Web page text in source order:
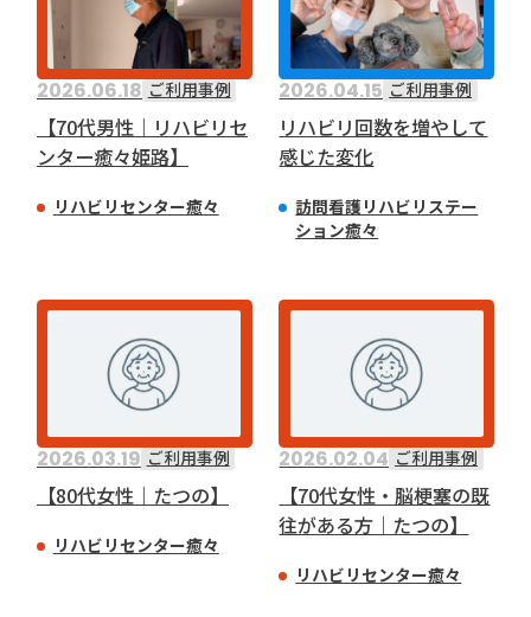
姫路中央こども園
姫路中央保育園
会社概要
お知らせ
079-233-6833
( 9 : 00〜18 : 00
地域サービスイモネ
訪問看護リハビリステーション癒々
リハビリセンター癒々
健康特化型 デイサービス 癒々＋α
福祉用具プランナー 癒々
カテゴリー
社外評価
ご利用事例
2026.06.18 ご利用事例
リハビリセンター癒々
【70代男性｜リハビリセ
ンター癒々姫路】
2026.04.15 ご利用事例
訪問看護リハビリステー
ション癒々
リハビリ回数を増やして
感じた変化
2026.03.19 ご利用事例
リハビリセンター癒々
【80代女性｜たつの】
2026.02.04 ご利用事例
リハビリセンター癒々
【70代女性・脳梗塞の既
往がある方｜たつの】